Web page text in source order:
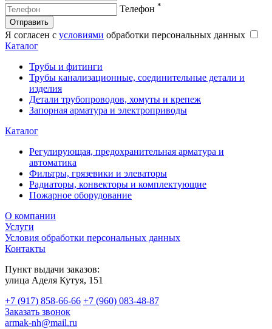
Телефон *
Отправить
Я согласен с условиями обработки персональных данных
Каталог
Трубы и фитинги
Трубы канализационные, соединительные детали и
изделия
Детали трубопроводов, хомуты и крепеж
Запорная арматура и электроприводы
Каталог
Регулирующая, предохранительная арматура и
автоматика
Фильтры, грязевики и элеваторы
Радиаторы, конвекторы и комплектующие
Пожарное оборудование
О компании
Услуги
Условия обработки персональных данных
Контакты
Пункт выдачи заказов:
​улица Аделя Кутуя, 151
+7 (917) 858-66-66 +7 (960) 083-48-87
Заказать звонок
armak-nh@mail.ru